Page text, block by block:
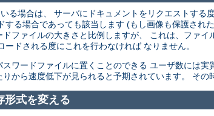
る場合は、 サーバにドキュメントをリクエストす
する場合であっても該当します (もし画像も保護され
ファイルの大きさと比例しますが、 これは、ファ
ードされる度にこれを行わなければ なりません。
ワードファイルに置くことのできる ユーザ数には
から速度低下が見られると予期されています。 その
形式を変える